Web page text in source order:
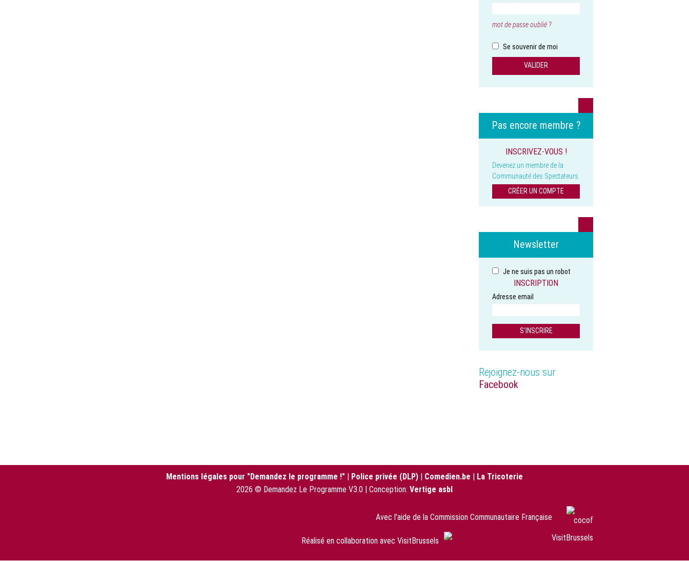
mot de passe oublié ?
Se souvenir de moi
Pas encore membre ?
INSCRIVEZ-VOUS !
Devenez un membre de la
Communauté des Spectateurs
CRÉER UN COMPTE
Newsletter
Je ne suis pas un robot
INSCRIPTION
Adresse email
Rejoignez-nous sur
Facebook
Mentions légales pour "Demandez le programme !" | Police privée (DLP) | Comedien.be | La Tricoterie
2026 © Demandez Le Programme V3.0 | Conception: Vertige asbl
Avec l'aide de la Commission Communautaire Française
Réalisé en collaboration avec VisitBrussels